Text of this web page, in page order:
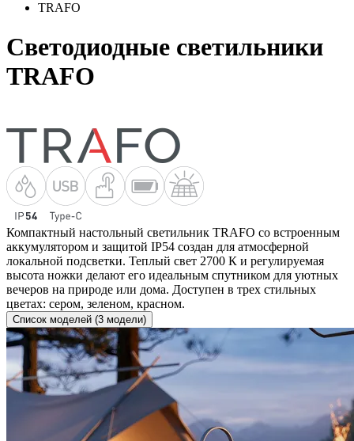
TRAFO
Светодиодные светильники
TRAFO
Компактный настольный светильник TRAFO со встроенным
аккумулятором и защитой IP54 создан для атмосферной
локальной подсветки. Теплый свет 2700 К и регулируемая
высота ножки делают его идеальным спутником для уютных
вечеров на природе или дома. Доступен в трех стильных
цветах: сером, зеленом, красном.
Список моделей (3 модели)